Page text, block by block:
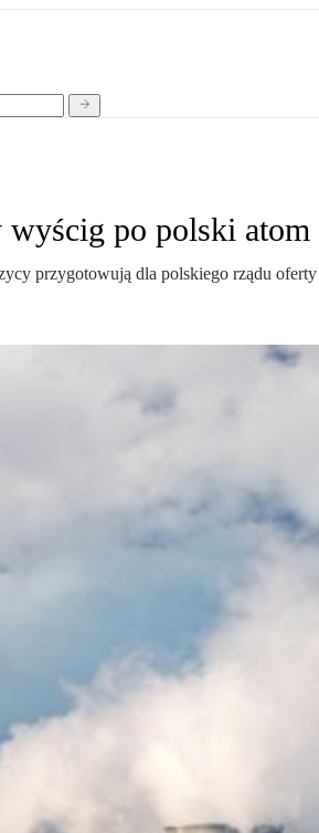
po polski atom
przygotowują dla polskiego rządu